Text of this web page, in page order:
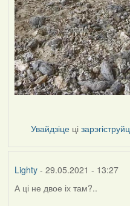
Увайдзіце ці
Lighty- 29.05.2021 - 13:27
А ці не двое іх там?..